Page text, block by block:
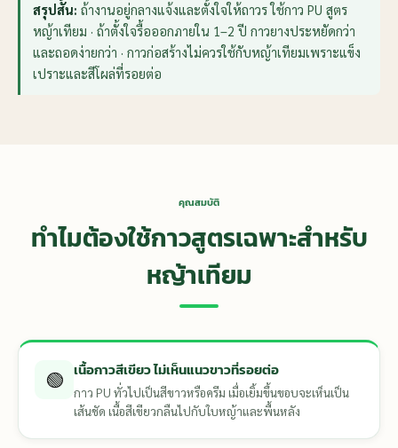
สรุปสั้น: ถ้างานอยู่กลางแจ้งและตั้งใจให้ถาวร ใช้กาว PU สูตร
หญ้าเทียม · ถ้าตั้งใจรื้อออกภายใน 1–2 ปี กาวยางประหยัดกว่า
และถอดง่ายกว่า · กาวก่อสร้างไม่ควรใช้กับหญ้าเทียมเพราะแข็ง
เปราะและสีโผล่ที่รอยต่อ
คุณสมบัติ
ทำไมต้องใช้กาวสูตรเฉพาะสำหรับ
หญ้าเทียม
🟢 เนื้อกาวสีเขียว ไม่เห็นแนวขาวที่รอยต่อ
กาว PU ทั่วไปเป็นสีขาวหรือครีม เมื่อเยิ้มขึ้นขอบจะเห็นเป็น
เส้นชัด เนื้อสีเขียวกลืนไปกับใบหญ้าและพื้นหลัง